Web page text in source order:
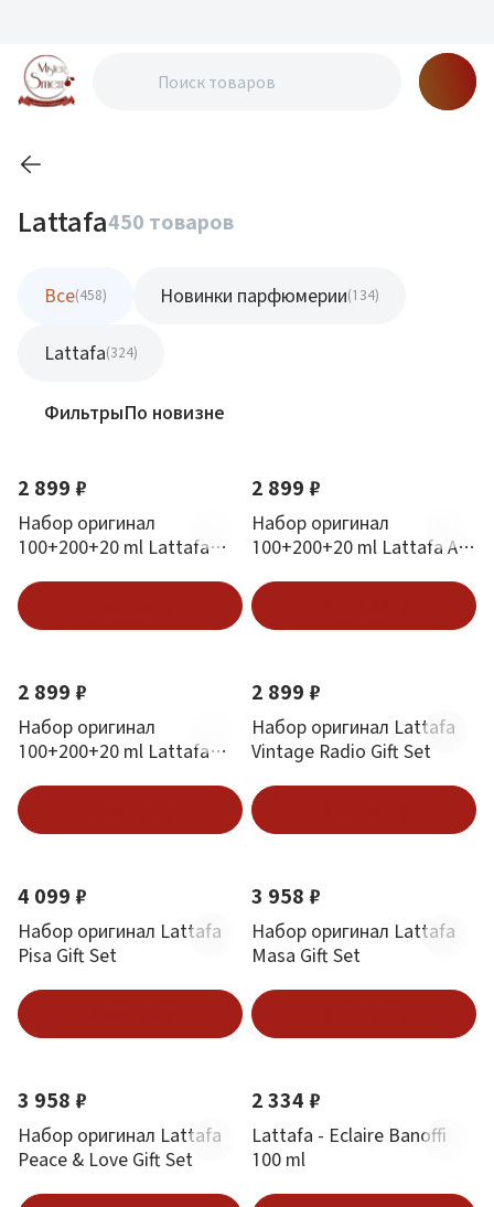
Lattafa450 товаров
Все(458) Новинки парфюмерии(134)
Lattafa(324)
ФильтрыПо новизне
2 899 ₽
Набор оригинал
100+200+20 ml Lattafa
2 899 ₽
Набор оригинал
100+200+20 ml Lattafa Al
2 899 ₽
Набор оригинал
100+200+20 ml Lattafa
Gift Set
2 899 ₽
Набор оригинал Lattafa
Vintage Radio Gift Set
4 099 ₽
Набор оригинал Lattafa
Pisa Gift Set
3 958 ₽
Набор оригинал Lattafa
Masa Gift Set
3 958 ₽
Набор оригинал Lattafa
Peace & Love Gift Set
2 334 ₽
Lattafa - Eclaire Banoffi
100 ml